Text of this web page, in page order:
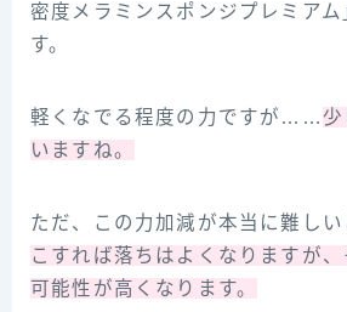
密度メラミンスポンジプレミアム
す。
軽くなでる程度の力ですが……少
いますね。
ただ、この力加減が本当に難し
こすれば落ちはよくなりますが
可能性が高くなります。